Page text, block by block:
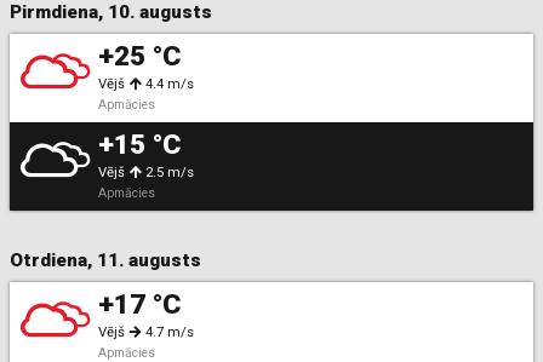
Pirmdiena, 10. augusts
+25 °C
Vējš 4.4 m/s
Apmācies
+15 °C
Vējš 2.5 m/s
Apmācies
Otrdiena, 11. augusts
+17 °C
Vējš 4.7 m/s
Apmācies